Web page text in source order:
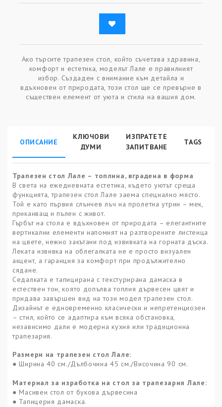
Ако търсите трапезен стол, който съчетава здравина,
комфорт и естетика, моделът Лале е правилният
избор. Създаден с внимание към детайла и
вдъхновен от природата, този стол ще се превърне в
съществен елемент от уюта и стила на вашия дом.
ОПИСАНИЕ
КЛЮЧОВИ
ДУМИ
ИЗПРАТЕТЕ
ЗАПИТВАНЕ
TAGS
Трапезен стол Лале – топлина, вградена в форма
В света на ежедневната естетика, където уютът среща
функцията, трапезен стол Лале заема специално място.
Той е като първия слънчев лъч на пролетна утрин – мек,
приканващ и пълен с живот.
Гърбът на стола е вдъхновен от природата – елегантните
вертикални елементи напомнят на разтворените листенца
на цвете, нежно закътани под извивката на горната дъска.
Леката извивка на облегалката не е просто визуален
акцент, а гаранция за комфорт при продължително
сядане.
Седалката е тапицирана с текстурирана дамаска в
естествен тон, която допълва топлия дървесен цвят и
придава завършен вид на този модел трапезен стол.
Дизайнът е едновременно класически и непретенциозен
– стил, който се адаптира към всяка обстановка,
независимо дали е модерна кухня или традиционна
трапезария.
Размери на трапезен стол Лале:
● Ширина 40 см./Дълбочина 45 см./Височина 90 см.
Материал за изработка на стол за трапезария Лале:
● Масивен стол от букова дървесина
● Тапицерия дамаска.